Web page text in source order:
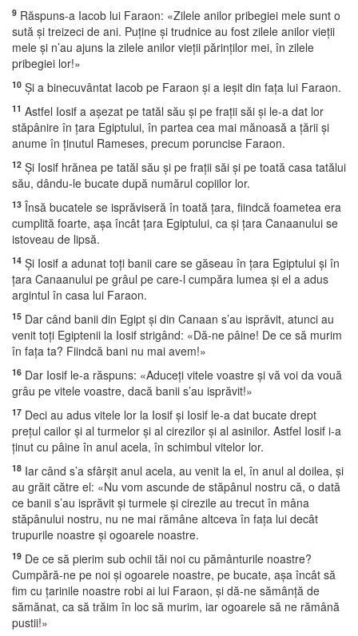
9 Răspuns-a Iacob lui Faraon: «Zilele anilor pribegiei mele sunt o
sută şi treizeci de ani. Puţine şi trudnice au fost zilele anilor vieţii
mele şi n’au ajuns la zilele anilor vieţii părinţilor mei, în zilele
pribegiei lor!»
10 Şi a binecuvântat Iacob pe Faraon şi a ieşit din faţa lui Faraon.
11 Astfel Iosif a aşezat pe tatăl său şi pe fraţii săi şi le-a dat lor
stăpânire în ţara Egiptului, în partea cea mai mănoasă a ţării şi
anume în ţinutul Rameses, precum poruncise Faraon.
12 Şi Iosif hrănea pe tatăl său şi pe fraţii săi şi pe toată casa tatălui
său, dându-le bucate după numărul copiilor lor.
13 Însă bucatele se isprăviseră în toată ţara, fiindcă foametea era
cumplită foarte, aşa încât ţara Egiptului, ca şi ţara Canaanului se
istoveau de lipsă.
14 Şi Iosif a adunat toţi banii care se găseau în ţara Egiptului şi în
ţara Canaanului pe grâul pe care-l cumpăra lumea şi el a adus
argintul în casa lui Faraon.
15 Dar când banii din Egipt şi din Canaan s’au isprăvit, atunci au
venit toţi Egiptenii la Iosif strigând: «Dă-ne pâine! De ce să murim
în faţa ta? Fiindcă bani nu mai avem!»
16 Dar Iosif le-a răspuns: «Aduceţi vitele voastre şi vă voi da vouă
grâu pe vitele voastre, dacă banii s’au isprăvit!»
17 Deci au adus vitele lor la Iosif şi Iosif le-a dat bucate drept
preţul cailor şi al turmelor şi al cirezilor şi al asinilor. Astfel Iosif i-a
ţinut cu pâine în anul acela, în schimbul vitelor lor.
18 Iar când s’a sfârşit anul acela, au venit la el, în anul al doilea, şi
au grăit către el: «Nu vom ascunde de stăpânul nostru că, o dată
ce banii s’au isprăvit şi turmele şi cirezile au trecut în mâna
stăpânului nostru, nu ne mai rămâne altceva în faţa lui decât
trupurile noastre şi ogoarele noastre.
19 De ce să pierim sub ochii tăi noi cu pământurile noastre?
Cumpără-ne pe noi şi ogoarele noastre, pe bucate, aşa încât să
fim cu ţarinile noastre robi ai lui Faraon, şi dă-ne sămânţă de
sămănat, ca să trăim în loc să murim, iar ogoarele să ne rămână
pustii!»